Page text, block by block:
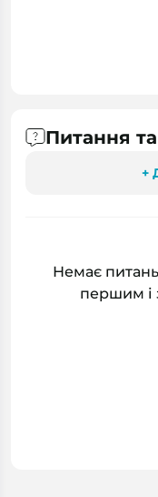
Питання та
+
Немає
першим і